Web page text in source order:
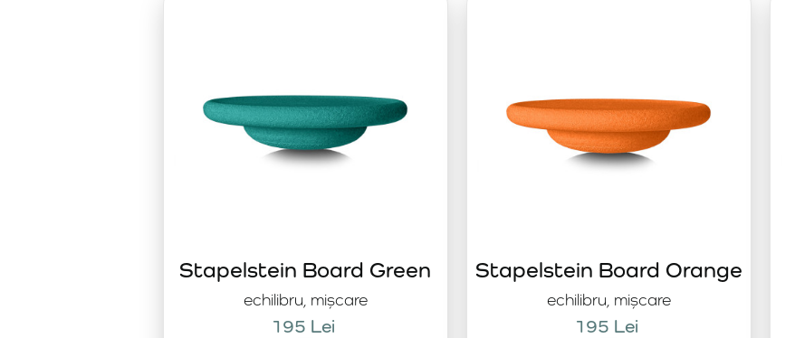
echilibru, mișcare
Stapelstein Board Green
195 Lei
echilibru, mișcare
Stapelstein Board Orange
195 Lei